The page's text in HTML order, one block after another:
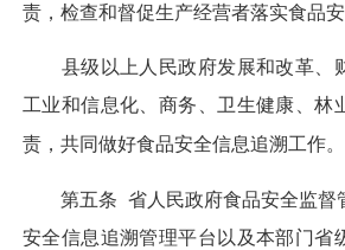
责，检查和督促生产经营者落实食品安
县级以上人民政府发展和改革、财
工业和信息化、商务、卫生健康、林
责，共同做好食品安全信息追溯工作。
第五条 省人民政府食品安全监督
安全信息追溯管理平台以及本部门省